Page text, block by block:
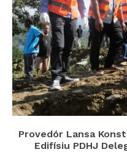
Provedór Lansa
Edifísiu PDHJ